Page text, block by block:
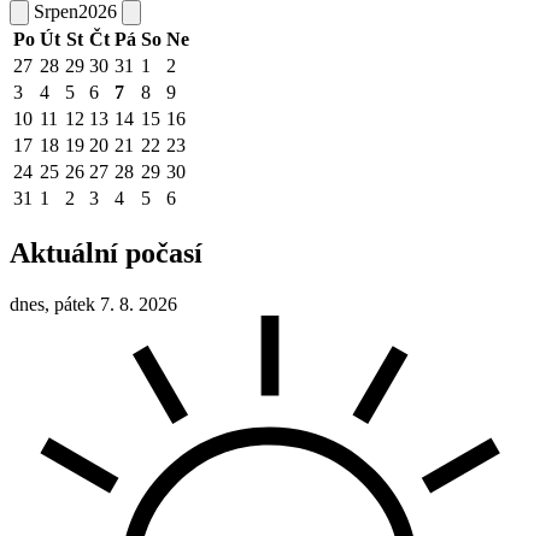
Srpen2026
Po Út St Čt Pá So Ne
27 28 29 30 31 1
2
3
4 5 6 7 8
9
10 11 12 13 14 15 16
17 18 19 20 21 22 23
24 25 26 27 28 29 30
31 1 2 3 4 5 6
Aktuální počasí
dnes, pátek 7. 8. 2026